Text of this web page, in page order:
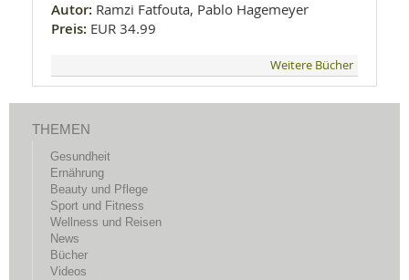
Autor: Ramzi Fatfouta, Pablo Hagemeyer
Preis: EUR 34.99
Weitere Bücher
THEMEN
Gesundheit
Ernährung
Beauty und Pflege
Sport und Fitness
Wellness und Reisen
News
Bücher
Videos